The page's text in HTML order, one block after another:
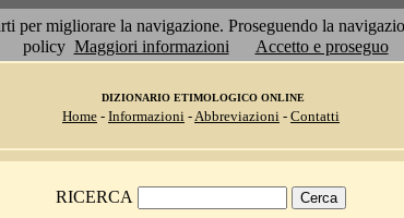
per migliorare la navigazione. Proseguendo la
policy Maggiori informazioni Accetto e proseguo
DIZIONARIO ETIMOLOGICO ONLINE
Home - Informazioni -Abbreviazioni - Contatti
RICERCA